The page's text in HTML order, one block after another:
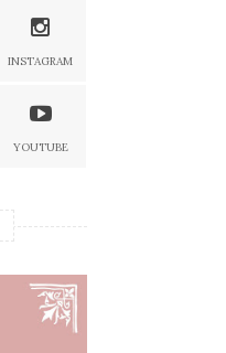
INSTAGRAM
YOUTUBE